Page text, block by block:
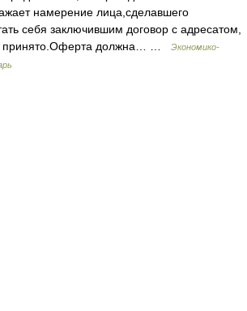
намерение лица,сделавшего
себя заключившим договор с адресатом,
принято.Оферта должна… …
Экономико-